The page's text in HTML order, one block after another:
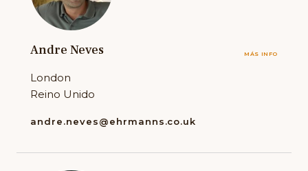
Andre Neves MÁS INFO
London
Reino Unido
andre.neves@ehrmanns.co.uk